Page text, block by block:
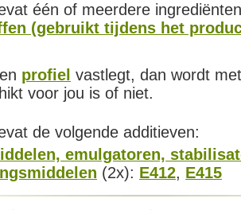
één of meerdere
(gebruikt tijdens het
profiel vastlegt, dan wordt
voor jou is of niet.
de volgende additieven:
emulgatoren,
(2x): E412, E415